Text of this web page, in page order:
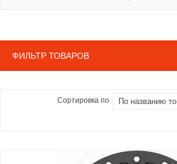
ФИЛЬТР ТОВАРОВ
Сортировка по